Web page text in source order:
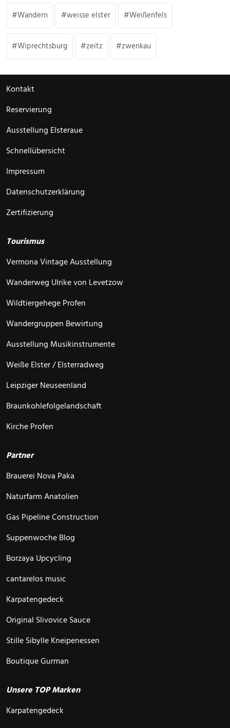
Wandern weisse elster Weißenfels
Wiprechtsburg zeitz zwenkau
Kontakt
Reservierung
Ausstellung Elsteraue
Schnellübersicht
Impressum
Datenschutzerklärung
Zertifizierung
Tourismus
Vermona Vintage Ausstellung
Wanderweg Ulrike von Levetzow
Wildtiergehege Profen
Wandergruppen Bewirtung
Ausstellung Musikinstrumente
Weiße Elster / Elsterradweg
Leipziger Neuseenland
Braunkohlefolgelandschaft
Kirche Profen
Partner
Brauerei Nova Paka
Naturfarm Anatolien
Gas Pipeline Construction
Suppenwoche Blog
Borzaya Upcycling
cantarelos music
Karpatengedeck
Original Slivovice Sauce
Stille Sibylle Kneipenessen
Boutique Gurman
Unsere TOP Marken
Karpatengedeck